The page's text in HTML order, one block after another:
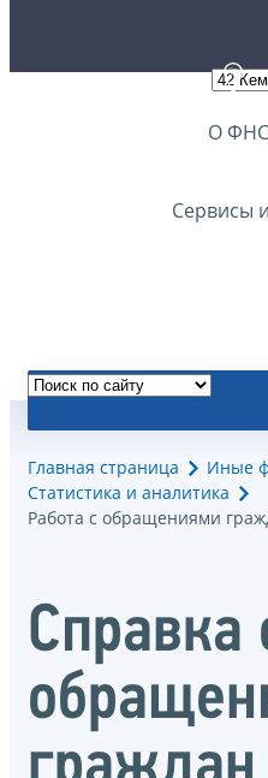
О
Сервисы
Главная страница
Иные
Статистика и аналитика
Работа с обращениями
Справка